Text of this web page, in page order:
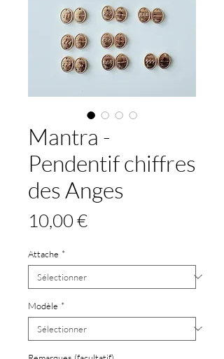
Mantra -
Pendentif chiffres
des Anges
10,00 €Prix
Attache *
Modèle *